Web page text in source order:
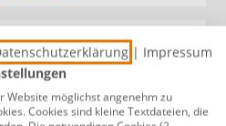
Onduline Bitumenwellplatte Easyline
100 x 76 cm 2,6 mm schwarz
| Impressum
Website möglichst angenehm zu
Cookies sind kleine Textdateien, die